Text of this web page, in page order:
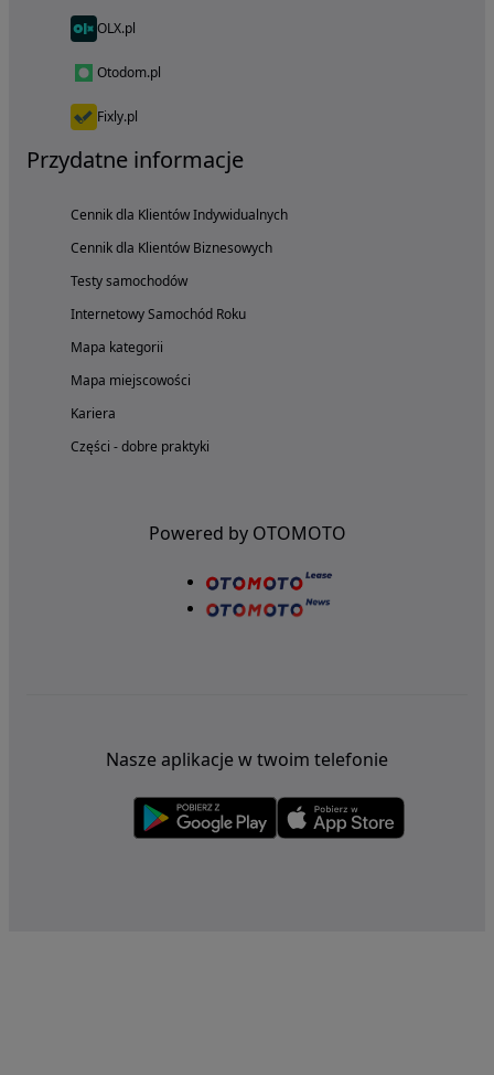
OLX.pl
Otodom.pl
Fixly.pl
Przydatne informacje
Cennik dla Klientów Indywidualnych
Cennik dla Klientów Biznesowych
Testy samochodów
Internetowy Samochód Roku
Mapa kategorii
Mapa miejscowości
Kariera
Części - dobre praktyki
Powered by OTOMOTO
Nasze aplikacje w twoim telefonie